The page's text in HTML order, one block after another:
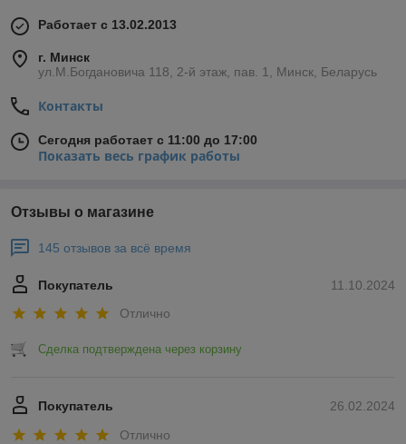
Работает с 13.02.2013
г. Минск
ул.М.Богдановича 118, 2-й этаж, пав. 1, Минск, Беларусь
Контакты
Сегодня работает с 11:00 до 17:00
Показать весь график работы
Отзывы о магазине
145 отзывов за всё время
11.10.2024
Покупатель
Отлично
Сделка подтверждена через корзину
26.02.2024
Покупатель
Отлично